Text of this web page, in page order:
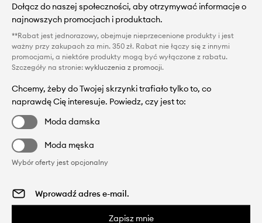
Dołącz do naszej społeczności, aby otrzymywać informacje o
najnowszych promocjach i produktach.
**Rabat jest jednorazowy, obejmuje nieprzecenione produkty i jest
ważny przy zakupach za min. 350 zł. Rabat nie łączy się z innymi
promocjami, a niektóre produkty mogą być wyłączone z rabatu.
Szczegóły na stronie: wykluczenia z promocji.
Chcemy, żeby do Twojej skrzynki trafiało tylko to, co
naprawdę Cię interesuje. Powiedz, czy jest to:
Moda damska
Moda męska
Wybór oferty jest opcjonalny
Zapisz mnie